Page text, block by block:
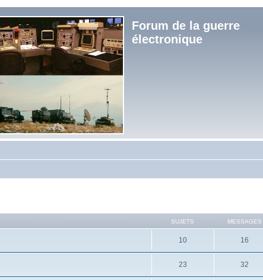
Forum de la guerre
électronique
SUJETS MESSAGES
10 16
23 32